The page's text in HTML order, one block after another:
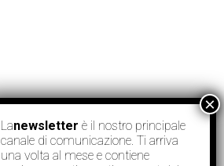
Lanewsletter è il nostro principale
canale di comunicazione. Ti arriva
una volta al mese e contiene